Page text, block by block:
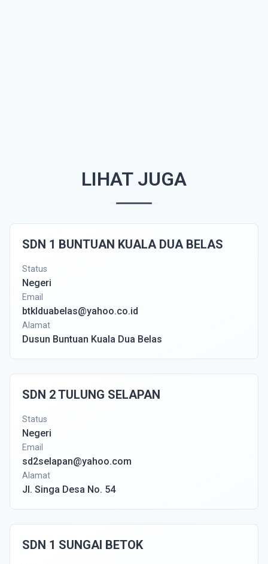
LIHAT JUGA
SDN 1 BUNTUAN KUALA DUA BELAS
Status
Negeri
Email
btklduabelas@yahoo.co.id
Alamat
Dusun Buntuan Kuala Dua Belas
SDN 2 TULUNG SELAPAN
Status
Negeri
Email
sd2selapan@yahoo.com
Alamat
Jl. Singa Desa No. 54
SDN 1 SUNGAI BETOK